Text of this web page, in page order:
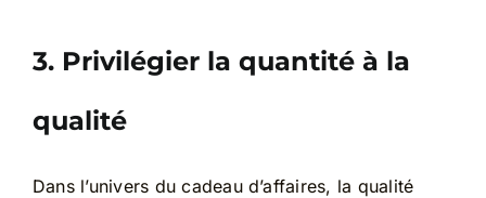
3. Privilégier la quantité à la
qualité
Dans l’univers du cadeau d’affaires, la qualité